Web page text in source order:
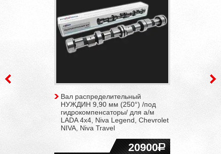
Вал распределительный
НУЖДИН 9,90 мм (250°) /под
гидрокомпенсаторы/ для а/м
LADA 4x4, Niva Legend, Chevrolet
NIVA, Niva Travel
20900